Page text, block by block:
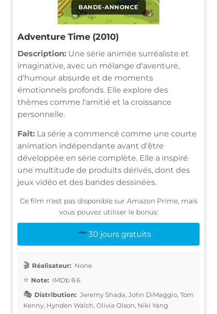
BANDE-ANNONCE
Adventure Time (2010)
Description: Une série animée surréaliste et
imaginative, avec un mélange d'aventure,
d'humour absurde et de moments
émotionnels profonds. Elle explore des
thèmes comme l'amitié et la croissance
personnelle.
Fait: La série a commencé comme une courte
animation indépendante avant d'être
développée en série complète. Elle a inspiré
une multitude de produits dérivés, dont des
jeux vidéo et des bandes dessinées.
Ce film n'est pas disponible sur Amazon Prime, mais
vous pouvez utiliser le bonus:
30 jours gratuits
Réalisateur: None
Note: IMDb 8.6
Distribution: Jeremy Shada, John DiMaggio, Tom
Kenny, Hynden Walch, Olivia Olson, Niki Yang